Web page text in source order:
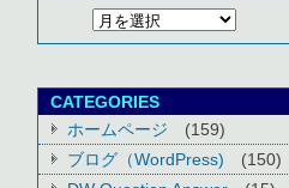
CATEGORIES
ホームページ
(159)
ブログ（WordPress)
(150)